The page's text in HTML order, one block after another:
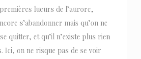
lueurs de l’aurore,
s’abandonner mais qu’on ne
quitter, et qu’il n’existe plus rien
Ici, on ne risque pas de se voir